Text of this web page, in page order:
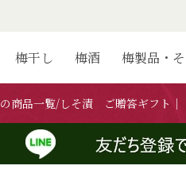
商品一覧/しそ漬 ご贈答ギフト
梅干し 梅酒 梅製品・